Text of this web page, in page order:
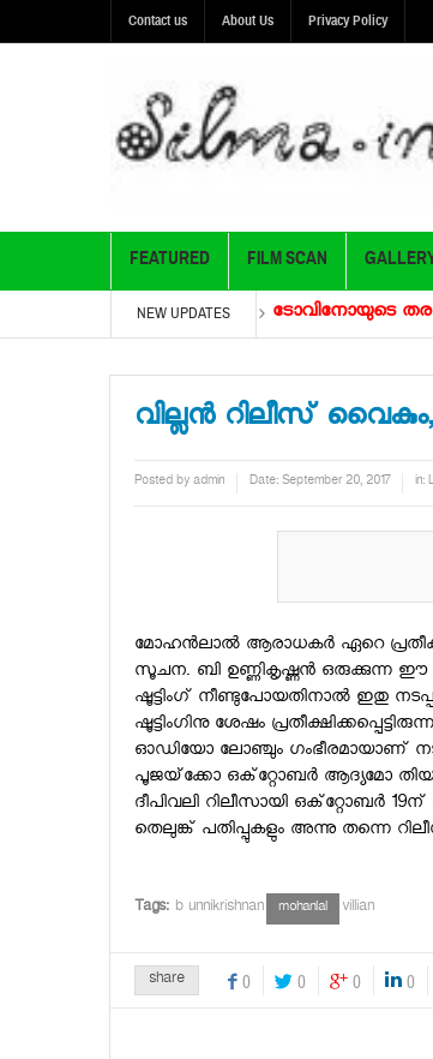
Contact us About Us Privacy Policy
FEATURED FILM SCAN
NEW UPDATES
15 കോടിയിലേക്ക് ടോവിനോയുടെ തരംഗം
വില്ലന്‍ റിലീസ്
Posted by admin Date: September 20, 2017 in:
മോഹന്‍ലാല്‍ ആരാധകര്‍ ഏറെ
സൂചന. ബി ഉണ്ണികൃഷ്ണന്‍ ഒരുക്കുന്ന ഈ
ഷൂട്ടിംഗ് നീണ്ടുപോയതിനാല്‍ ഇതു
ഷൂട്ടിംഗിനു ശേഷം
ഓഡിയോ ലോഞ്ചും ഗംഭീരമായാണ്
പൂജയ്‌ക്കോ ഒക്‌റ്റോബര്‍ ആദ്യമോ
ദീപിവലി റിലീസായി ഒക്‌റ്റോബര്‍
തെലുങ്ക് പതിപ്പുകളും അന്നു തന്നെ
Tags: b unnikrishnan mohanlal villian
share 0 0 0 0